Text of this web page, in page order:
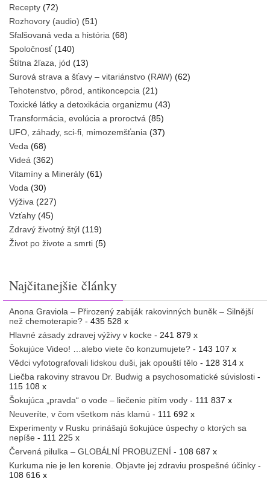
Recepty (72)
Rozhovory (audio) (51)
Sfalšovaná veda a história (68)
Spoločnosť(140)
Štítna žľaza, jód (13)
Surová strava a šťavy – vitariánstvo (RAW) (62)
Tehotenstvo, pôrod, antikoncepcia (21)
Toxické látky a detoxikácia organizmu (43)
Transformácia, evolúcia a proroctvá (85)
UFO, záhady, sci-fi, mimozemšťania (37)
Veda (68)
Videá (362)
Vitamíny a Minerály (61)
Voda (30)
Výživa (227)
Vzťahy (45)
Zdravý životný štýl (119)
Život po živote a smrti (5)
Najčitanejšie články
Anona Graviola – Přirozený zabiják rakovinných buněk – Silnější
než chemoterapie? - 435 528 x
Hlavné zásady zdravej výživy v kocke - 241 879 x
Šokujúce Video! …alebo viete čo konzumujete? - 143 107 x
Vědci vyfotografovali lidskou duši, jak opouští tělo - 128 314 x
Liečba rakoviny stravou Dr. Budwig a psychosomatické súvislosti -
115 108 x
Šokujúca „pravda“ o vode – liečenie pitím vody - 111 837 x
Neuveríte, v čom všetkom nás klamú - 111 692 x
Experimenty v Rusku prinášajú šokujúce úspechy o ktorých sa
nepíše - 111 225 x
Červená pilulka – GLOBÁLNÍ PROBUZENÍ - 108 687 x
Kurkuma nie je len korenie. Objavte jej zdraviu prospešné účinky -
108 616 x